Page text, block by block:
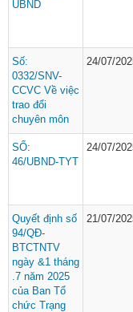
UBND
Số:
0332/SNV-
CCVC Về việc
trao đổi
chuyên môn
24/07/
SỐ:
46/UBND-TYT
24/07/
Quyết định số
94/QĐ-
BTCTNTV
ngày &1 tháng
.7 năm 2025
của Ban Tổ
chức Trạng
21/07/